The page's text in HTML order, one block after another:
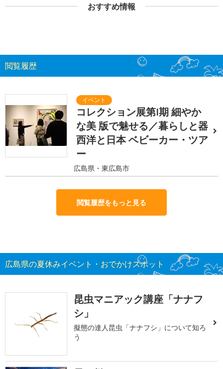
おすすめ情報
閲覧履歴
コレクション展第I期 細やか
な美 版で魅せる／暮らしと器
西洋と日本 ベビーカー・ツア
ー
広島県・東広島市
閲覧履歴をもっと見る
広島県の夏休みイベント・おでかけスポット
昆虫マニアック講座「ナナフ
シ」
擬態の達人昆虫「ナナフシ」について知ろ
う